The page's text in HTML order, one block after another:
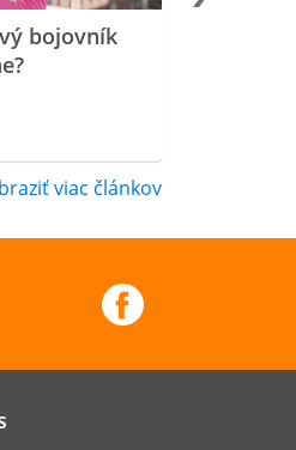
bojovník
viac článkov